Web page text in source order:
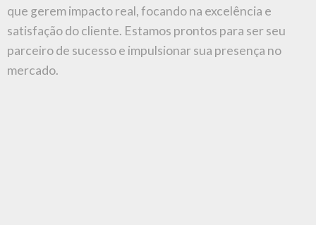
que gerem impacto real, focando na excelência e
satisfação do cliente. Estamos prontos para ser seu
parceiro de sucesso e impulsionar sua presença no
mercado.